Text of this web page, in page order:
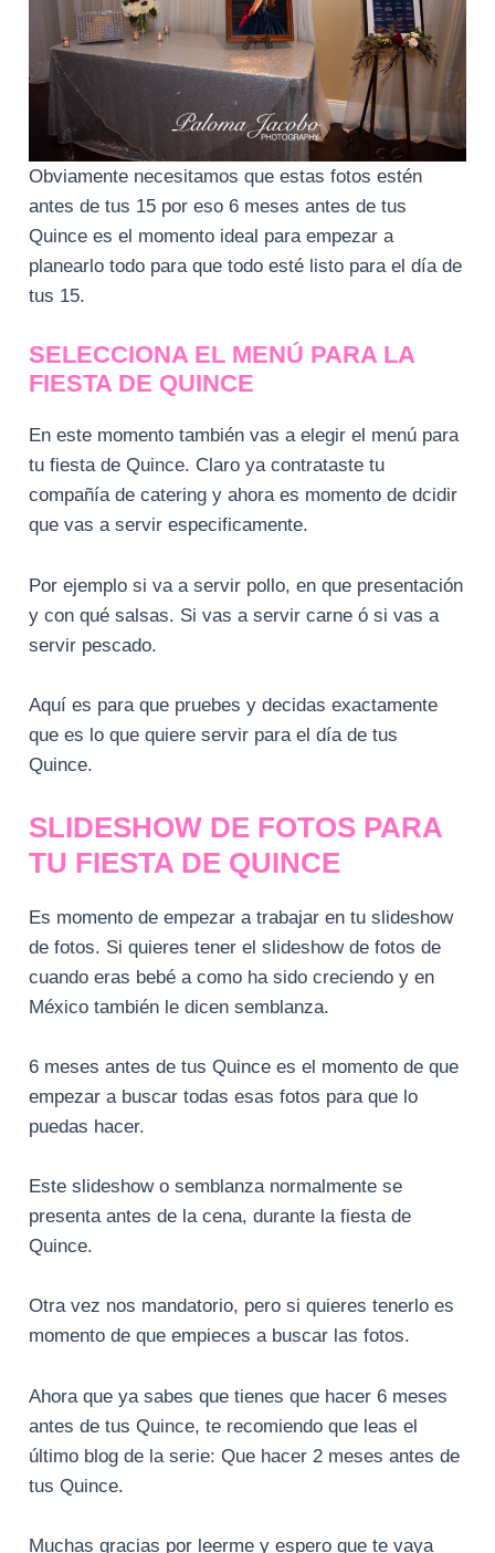
Obviamente necesitamos que estas fotos estén
antes de tus 15 por eso 6 meses antes de tus
Quince es el momento ideal para empezar a
planearlo todo para que todo esté listo para el día de
tus 15.
SELECCIONA EL MENÚ PARA LA
FIESTA DE QUINCE
En este momento también vas a elegir el menú para
tu fiesta de Quince. Claro ya contrataste tu
compañía de catering y ahora es momento de dcidir
que vas a servir especificamente.
Por ejemplo si va a servir pollo, en que presentación
y con qué salsas. Si vas a servir carne ó si vas a
servir pescado.
Aquí es para que pruebes y decidas exactamente
que es lo que quiere servir para el día de tus
Quince.
SLIDESHOW DE FOTOS PARA
TU FIESTA DE QUINCE
Es momento de empezar a trabajar en tu slideshow
de fotos. Si quieres tener el slideshow de fotos de
cuando eras bebé a como ha sido creciendo y en
México también le dicen semblanza.
6 meses antes de tus Quince es el momento de que
empezar a buscar todas esas fotos para que lo
puedas hacer.
Este slideshow o semblanza normalmente se
presenta antes de la cena, durante la fiesta de
Quince.
Otra vez nos mandatorio, pero si quieres tenerlo es
momento de que empieces a buscar las fotos.
Ahora que ya sabes que tienes que hacer 6 meses
antes de tus Quince, te recomiendo que leas el
último blog de la serie: Que hacer 2 meses antes de
tus Quince.
Muchas gracias por leerme y espero que te vaya